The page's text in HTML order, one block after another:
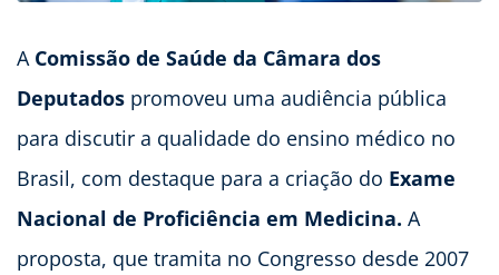
A Comissão de Saúde da Câmara dos
Deputados promoveu uma audiência pública
para discutir a qualidade do ensino médico no
Brasil, com destaque para a criação do Exame
Nacional de Proficiência em Medicina. A
proposta, que tramita no Congresso desde 2007